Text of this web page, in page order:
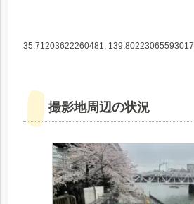
35.71203622260481, 139.80223065593017
撮影地周辺の状況